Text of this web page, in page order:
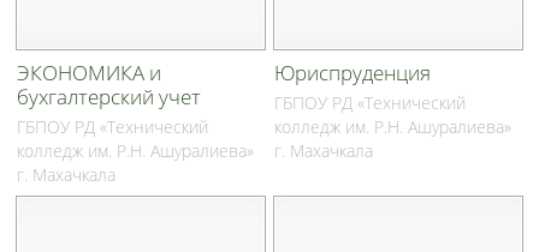
ЭКОНОМИКА и
бухгалтерский учет
ГБПОУ РД «Технический
колледж им. Р.Н. Ашуралиева»
г. Махачкала
Юриспруденция
ГБПОУ РД «Технический
колледж им. Р.Н. Ашуралиева»
г. Махачкала